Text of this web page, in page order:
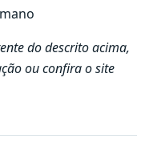
do descrito acima,
ou confira osite